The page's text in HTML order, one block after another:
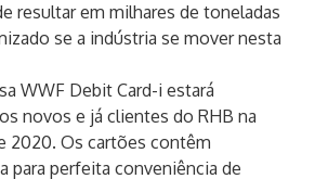
resultar em milhares de toneladas
se a indústria se mover nesta
WWF Debit Card-i estará
novos e já clientes do RHB na
2020. Os cartões contêm
para perfeita conveniência de